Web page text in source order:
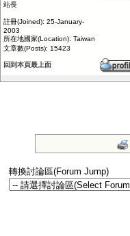
站長
註冊(Joined): 25-January-
2003
所在地國家(Location): Taiwan
文章數(Posts): 15423
回到本頁最上面
轉換討論區(Forum Jump)